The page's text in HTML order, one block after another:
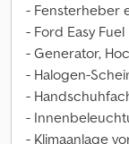
- Fensterheber
- Ford Easy Fuel
- Generator,
- Halogen-
-
-
- Klimaanlage